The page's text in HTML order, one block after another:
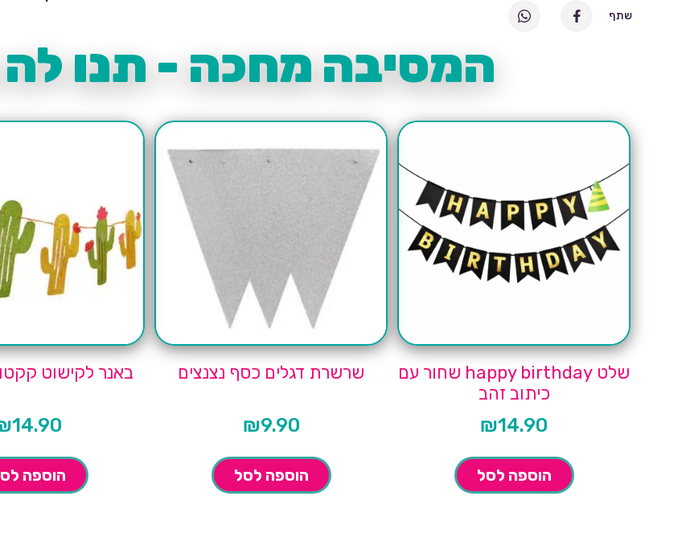
שתף
המסיבה מחכה - תנו
שלט happy birthday שחור עם
כיתוב זהב
₪14.90
הוספה לסל
שרשרת דגלים כסף נצנצים
₪9.90
הוספה לסל
באנר לקישוט
14.90
הוספה